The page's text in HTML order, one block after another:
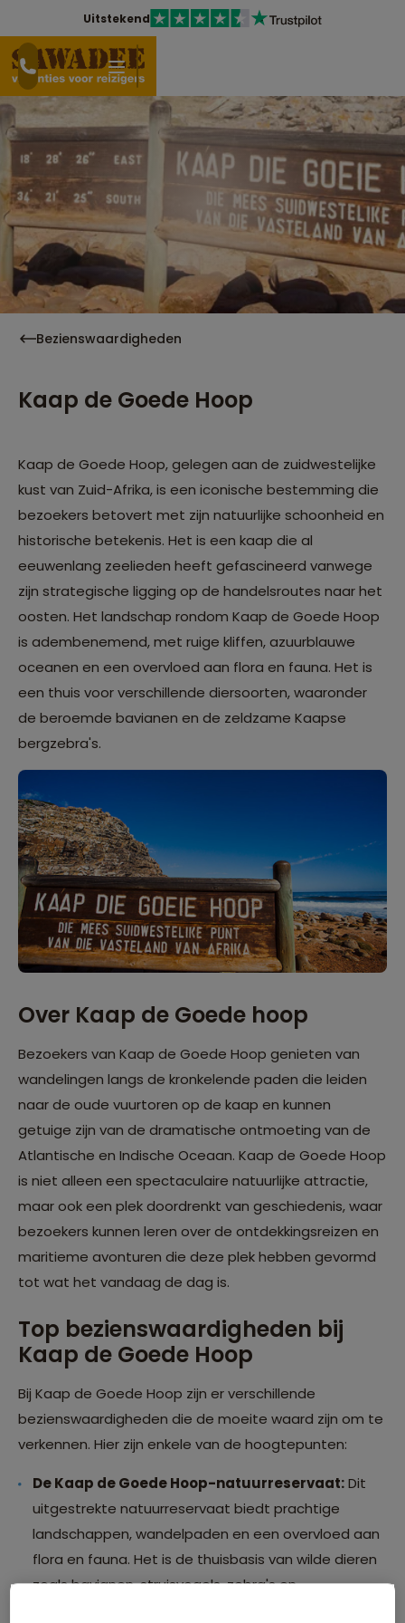
Uitstekend
Bezienswaardigheden
Kaap de Goede Hoop
Kaap de Goede Hoop, gelegen aan de zuidwestelijke
kust van Zuid-Afrika, is een iconische bestemming die
bezoekers betovert met zijn natuurlijke schoonheid en
historische betekenis. Het is een kaap die al
eeuwenlang zeelieden heeft gefascineerd vanwege
zijn strategische ligging op de handelsroutes naar het
oosten. Het landschap rondom Kaap de Goede Hoop
is adembenemend, met ruige kliffen, azuurblauwe
oceanen en een overvloed aan flora en fauna. Het is
een thuis voor verschillende diersoorten, waaronder
de beroemde bavianen en de zeldzame Kaapse
bergzebra's.
Over Kaap de Goede hoop
Bezoekers van Kaap de Goede Hoop genieten van
wandelingen langs de kronkelende paden die leiden
naar de oude vuurtoren op de kaap en kunnen
getuige zijn van de dramatische ontmoeting van de
Atlantische en Indische Oceaan. Kaap de Goede Hoop
is niet alleen een spectaculaire natuurlijke attractie,
maar ook een plek doordrenkt van geschiedenis, waar
bezoekers kunnen leren over de ontdekkingsreizen en
maritieme avonturen die deze plek hebben gevormd
tot wat het vandaag de dag is.
Top bezienswaardigheden bij
Kaap de Goede Hoop
Bij Kaap de Goede Hoop zijn er verschillende
bezienswaardigheden die de moeite waard zijn om te
verkennen. Hier zijn enkele van de hoogtepunten:
De Kaap de Goede Hoop-natuurreservaat:Dit
uitgestrekte natuurreservaat biedt prachtige
landschappen, wandelpaden en een overvloed aan
flora en fauna. Het is de thuisbasis van wilde dieren
zoals bavianen, struisvogels, zebra's en